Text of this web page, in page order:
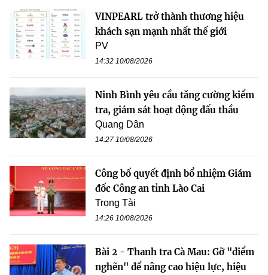
VINPEARL trở thành thương hiệu
khách sạn mạnh nhất thế giới
PV
14:32 10/08/2026
Ninh Bình yêu cầu tăng cường kiểm
tra, giám sát hoạt động đấu thầu
Quang Dân
14:27 10/08/2026
Công bố quyết định bổ nhiệm Giám
đốc Công an tỉnh Lào Cai
Trọng Tài
14:26 10/08/2026
Bài 2 - Thanh tra Cà Mau: Gỡ "điểm
nghẽn" để nâng cao hiệu lực, hiệu